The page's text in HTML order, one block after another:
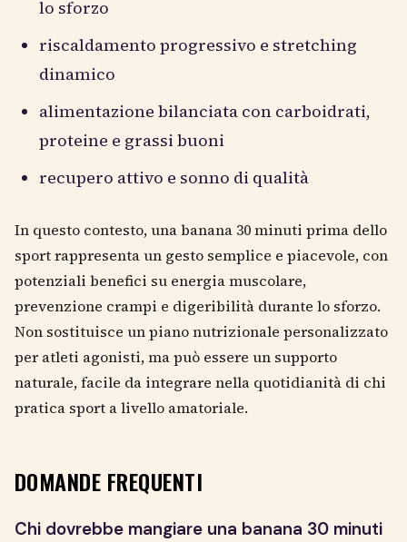
lo sforzo
riscaldamento progressivo e stretching
dinamico
alimentazione bilanciata con carboidrati,
proteine e grassi buoni
recupero attivo e sonno di qualità
In questo contesto, una banana 30 minuti prima dello
sport rappresenta un gesto semplice e piacevole, con
potenziali benefici su energia muscolare,
prevenzione crampi e digeribilità durante lo sforzo.
Non sostituisce un piano nutrizionale personalizzato
per atleti agonisti, ma può essere un supporto
naturale, facile da integrare nella quotidianità di chi
pratica sport a livello amatoriale.
DOMANDE FREQUENTI
Chi dovrebbe mangiare una banana 30 minuti